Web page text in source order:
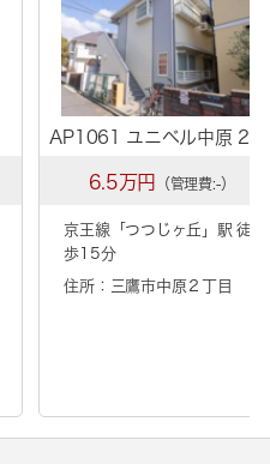
AP1061 ユニベル中原
6.5万円 （管理費:-）
京王線「 つつじヶ丘 」駅 徒
歩15分
住所：三鷹市中原２丁目